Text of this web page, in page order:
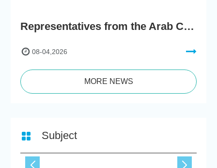
Representatives from the Arab Chamber of Commerce and Industry Visit Hong Kong Chu Hai College for BRI Policy Roundtable
08-04,2026
MORE NEWS
Subject